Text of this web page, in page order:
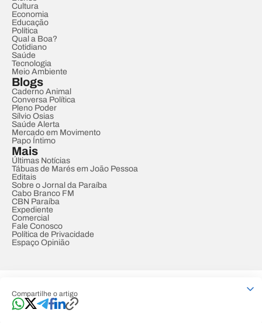
Compartilhe o artigo
Cultura
Economia
Educação
Política
Qual a Boa?
Cotidiano
Saúde
Tecnologia
Meio Ambiente
Blogs
Caderno Animal
Conversa Política
Pleno Poder
Sílvio Osias
Saúde Alerta
Mercado em Movimento
Papo Íntimo
Mais
Últimas Notícias
Tábuas de Marés em João Pessoa
Editais
Sobre o Jornal da Paraíba
Cabo Branco FM
CBN Paraíba
Expediente
Comercial
Fale Conosco
Política de Privacidade
Espaço Opinião
Developed by Designed by